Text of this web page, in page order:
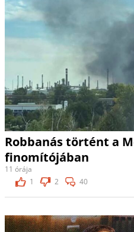
Robbanás történt a
finomítójában
11 órája
1
2 40